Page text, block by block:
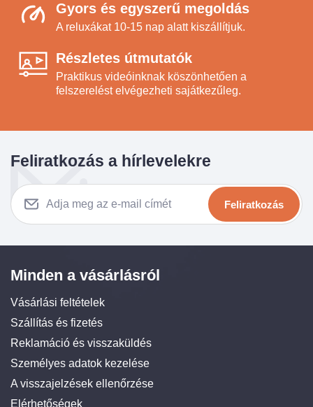
Gyors és egyszerű megoldás
A reluxákat 10-15 nap alatt kiszállítjuk.
Részletes útmutatók
Praktikus videóinknak köszönhetően a
felszerelést elvégezheti sajátkezűleg.
Feliratkozás a hírlevelekre
Feliratkozás
Minden a vásárlásról
Vásárlási feltételek
Szállítás és fizetés
Reklamáció és visszaküldés
Személyes adatok kezelése
A visszajelzések ellenőrzése
Elérhetőségek